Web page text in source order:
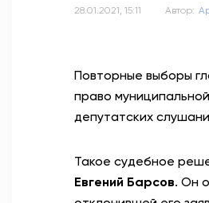
28.01.2021, 15:11 Автор:
Повторные выборы
право
депутатских
Такое судебное
Евгений Барсов. Он